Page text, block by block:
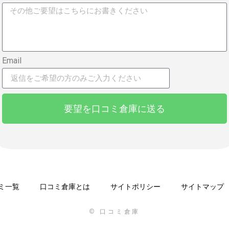
Email
要望を口コミ倉庫に送る
一覧 口コミ倉庫とは サイトポリシー サイトマップ
© 口コミ倉庫